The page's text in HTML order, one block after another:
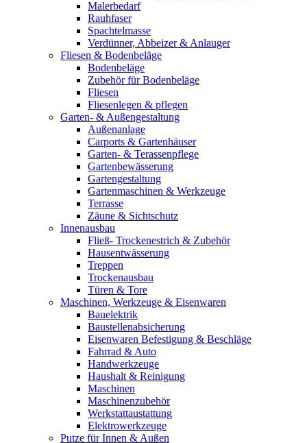
Malerbedarf
Rauhfaser
Spachtelmasse
Verdünner, Abbeizer & Anlauger
Fliesen & Bodenbeläge
Bodenbeläge
Zubehör für Bodenbeläge
Fliesen
Fliesenlegen & pflegen
Garten- & Außengestaltung
Außenanlage
Carports & Gartenhäuser
Garten- & Terassenpflege
Gartenbewässerung
Gartengestaltung
Gartenmaschinen & Werkzeuge
Terrasse
Zäune & Sichtschutz
Innenausbau
Fließ- Trockenestrich & Zubehör
Hausentwässerung
Treppen
Trockenausbau
Türen & Tore
Maschinen, Werkzeuge & Eisenwaren
Bauelektrik
Baustellenabsicherung
Eisenwaren Befestigung & Beschläge
Fahrrad & Auto
Handwerkzeuge
Haushalt & Reinigung
Maschinen
Maschinenzubehör
Werkstattaustattung
Elektrowerkzeuge
Putze für Innen & Außen